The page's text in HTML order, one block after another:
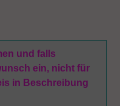
und falls
ein, nicht für
in Beschreibung